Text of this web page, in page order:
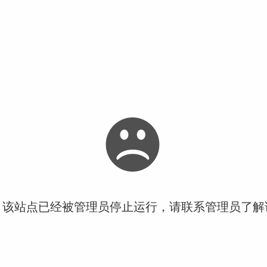
站点已经被管理员停止运行，请联系管理员了